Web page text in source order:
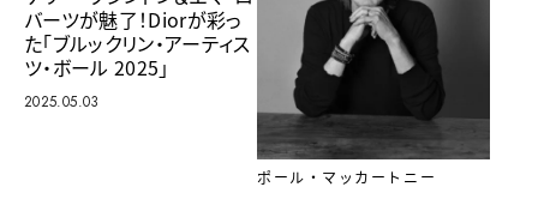
バーツが魅了！Diorが彩っ
た「ブルックリン・アーティス
ツ・ボール 2025」
2025.05.03
ポール・マッカートニー